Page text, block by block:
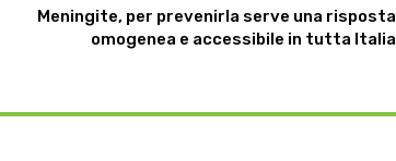
Meningite, per prevenirla serve una risposta
omogenea e accessibile in tutta Italia